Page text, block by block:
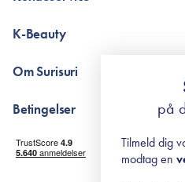
The K-Beauty Box - spørgsmål
RE-ZIP
K-Beauty
Retinol for begyndere
surisuri's mini guide til rosacea
Om Surisuri
Black Friday
Betingelser
Levering og returnering
Handelsbetingelser
Abonnementsbetingelser
på
Tilmeld dig
modtag en